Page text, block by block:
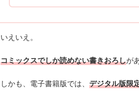
いえいえ。
コミックスでしか読めない書きおろしが
しかも、電子書籍版では、 デジタル版限